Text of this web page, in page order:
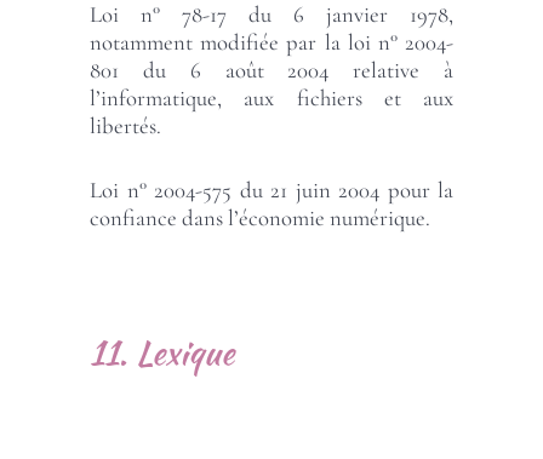
Loi n° 78-17 du 6 janvier 1978,
notamment modifiée par la loi n° 2004-
801 du 6 août 2004 relative à
l’informatique, aux fichiers et aux
libertés.
Loi n° 2004-575 du 21 juin 2004 pour la
confiance dans l’économie numérique.
11. Lexique